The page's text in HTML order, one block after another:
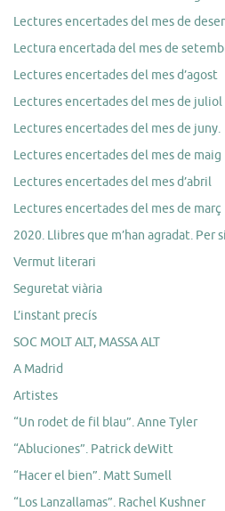
Lectures encertades del mes de
Lectura encertada del mes de
Lectures encertades del mes d’agost
Lectures encertades del mes de juliol
Lectures encertades del mes de juny.
Lectures encertades del mes de maig
Lectures encertades del mes d’abril
Lectures encertades del mes de març
2020. Llibres que m’han agradat. Per
Vermut literari
Seguretat viària
L’instant precís
SOC MOLT ALT, MASSA ALT
A Madrid
Artistes
“Un rodet de fil blau”. Anne Tyler
“Abluciones”. Patrick deWitt
“Hacer el bien”. Matt Sumell
“Los Lanzallamas”. Rachel Kushner